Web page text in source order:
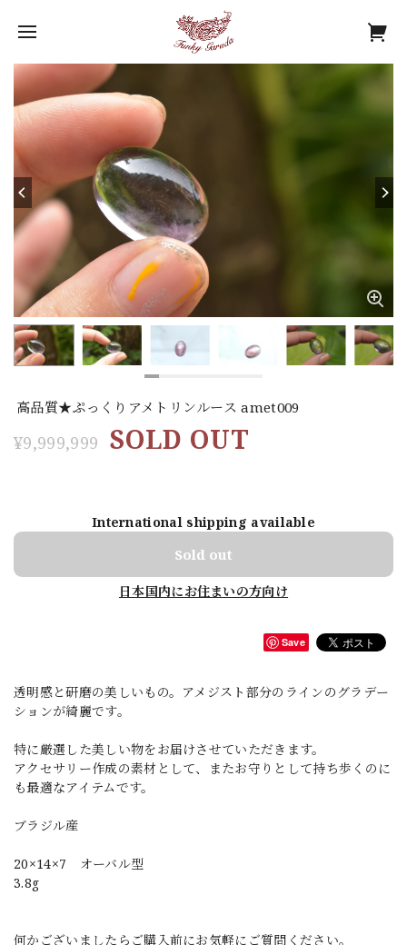
高品質★ぷっくりアメトリンルース amet009
¥9,999,999 SOLD OUT
International shipping available
Sold out
日本国内にお住まいの方向け
Save
透明感と研磨の美しいもの。アメジスト部分のラインのグラデー
ションが綺麗です。
特に厳選した美しい物をお届けさせていただきます。
アクセサリー作成の素材として、またお守りとして持ち歩くのに
も最適なアイテムです。
ブラジル産
20×14×7 オーバル型
3.8g
何かございましたらご購入前にお気軽にご質問ください。